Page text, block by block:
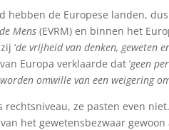
de Europese landen,
Mens (EVRM) en binnen het
‘de vrijheid van denken, geweten
Europa verklaarde dat ‘geen
omwille van een weigering
ze pasten even
het gewetensbezwaar